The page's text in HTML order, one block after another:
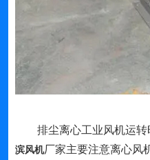
排尘离心工业风机运转
滨风机厂家主要注意离心风